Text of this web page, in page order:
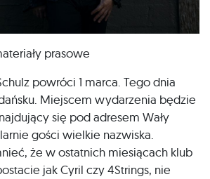
prasowe
powróci 1 marca. Tego dnia
Miejscem wydarzenia będzie
się pod adresem Wały
gości wielkie nazwiska.
że w ostatnich miesiącach klub
jak Cyril czy 4Strings, nie